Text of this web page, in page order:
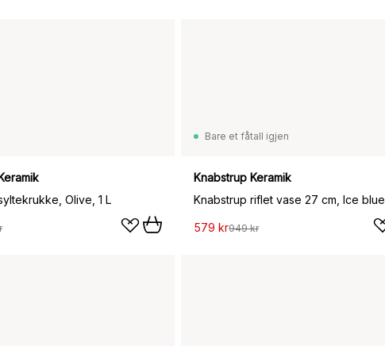
Olive, 1 L
Bare et fåtall igjen
Knabstrup Keramik
Knabstrup riflet vase 27 cm, Ice blue
579 kr949 kr